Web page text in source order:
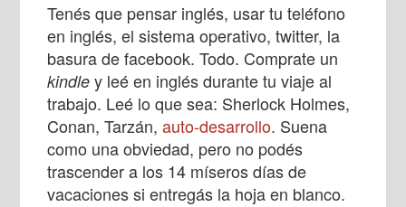
Tenés que pensar inglés, usar tu teléfono
en inglés, el sistema operativo, twitter, la
basura de facebook. Todo. Comprate un
kindle y leé en inglés durante tu viaje al
trabajo. Leé lo que sea: Sherlock Holmes,
Conan, Tarzán,auto-desarrollo. Suena
como una obviedad, pero no podés
trascender a los 14 míseros días de
vacaciones si entregás la hoja en blanco.